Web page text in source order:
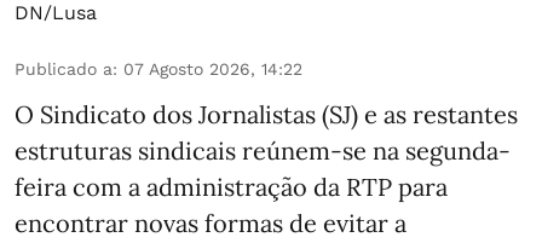
DN/Lusa
Publicado a: 07 Agosto 2026, 14:22
O Sindicato dos Jornalistas (SJ) e as restantes
estruturas sindicais reúnem-se na segunda-
feira com a administração da RTP para
encontrar novas formas de evitar a